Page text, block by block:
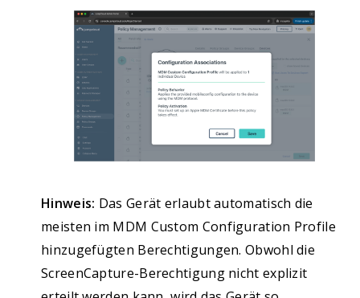
Hinweis: Das Gerät erlaubt automatisch die
meisten im MDM Custom Configuration Profile
hinzugefügten Berechtigungen. Obwohl die
ScreenCapture-Berechtigung nicht explizit